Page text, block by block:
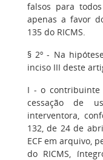
falsos para
apenas a favor
135 do RICMS.
§ 2º - Na
inciso III deste
I - o contribuinte
cessação de
interventora,
132, de 24 de
ECF em arquivo,
do RICMS,